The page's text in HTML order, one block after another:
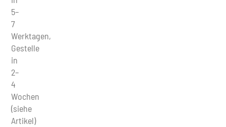
5–
7
Werktagen,
Gestelle
in
2–
4
Wochen
(siehe
Artikel)